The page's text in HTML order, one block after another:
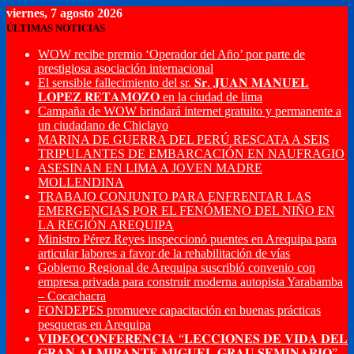
viernes, 7 agosto 2026
ÚLTIMAS NOTICIAS
WOW recibe premio ‘Operador del Año’ por parte de
prestigiosa asociación internacional
El sensible fallecimiento del sr. 𝐒𝐫. 𝐉𝐔𝐀𝐍 𝐌𝐀𝐍𝐔𝐄𝐋
𝐋𝐎𝐏𝐄𝐙 𝐑𝐄𝐓𝐀𝐌𝐎𝐙𝐎 en la ciudad de lima
Campaña de WOW brindará internet gratuito y permanente a
un ciudadano de Chiclayo
MARINA DE GUERRA DEL PERÚ RESCATA A SEIS
TRIPULANTES DE EMBARCACIÓN EN NAUFRAGIO
ASESINAN EN LIMA A JOVEN MADRE
MOLLENDINA
TRABAJO CONJUNTO PARA ENFRENTAR LAS
EMERGENCIAS POR EL FENÓMENO DEL NIÑO EN
LA REGIÓN AREQUIPA
Ministro Pérez Reyes inspeccionó puentes en Arequipa para
articular labores a favor de la rehabilitación de vías
Gobierno Regional de Arequipa suscribió convenio con
empresa privada para construir moderna autopista Yarabamba
– Cocachacra
FONDEPES promueve capacitación en buenas prácticas
pesqueras en Arequipa
𝐕𝐈𝐃𝐄𝐎𝐂𝐎𝐍𝐅𝐄𝐑𝐄𝐍𝐂𝐈𝐀 “𝐋𝐄𝐂𝐂𝐈𝐎𝐍𝐄𝐒 𝐃𝐄 𝐕𝐈𝐃𝐀 𝐃𝐄𝐋